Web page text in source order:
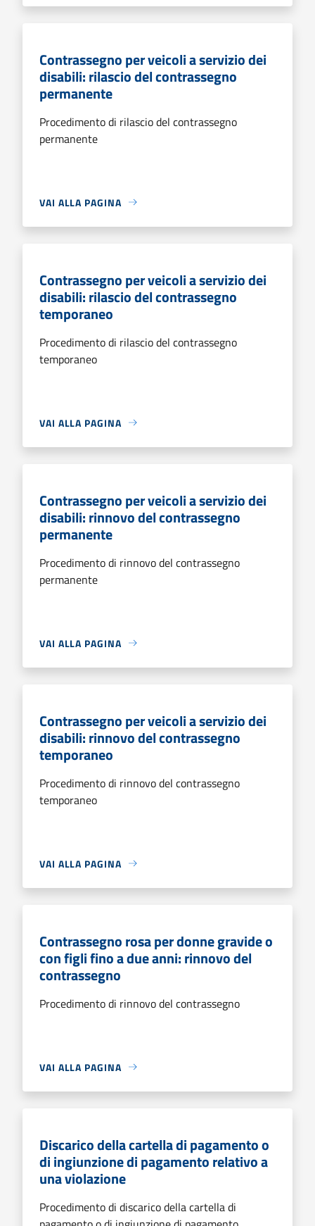
Contrassegno per veicoli a servizio dei
disabili: rilascio del contrassegno
permanente
Procedimento di rilascio del contrassegno
permanente
VAI ALLA PAGINA
Contrassegno per veicoli a servizio dei
disabili: rilascio del contrassegno
temporaneo
Procedimento di rilascio del contrassegno
temporaneo
VAI ALLA PAGINA
Contrassegno per veicoli a servizio dei
disabili: rinnovo del contrassegno
permanente
Procedimento di rinnovo del contrassegno
permanente
VAI ALLA PAGINA
Contrassegno per veicoli a servizio dei
disabili: rinnovo del contrassegno
temporaneo
Procedimento di rinnovo del contrassegno
temporaneo
VAI ALLA PAGINA
Contrassegno rosa per donne gravide o
con figli fino a due anni: rinnovo del
contrassegno
Procedimento di rinnovo del contrassegno
VAI ALLA PAGINA
Discarico della cartella di pagamento o
di ingiunzione di pagamento relativo a
una violazione
Procedimento di discarico della cartella di